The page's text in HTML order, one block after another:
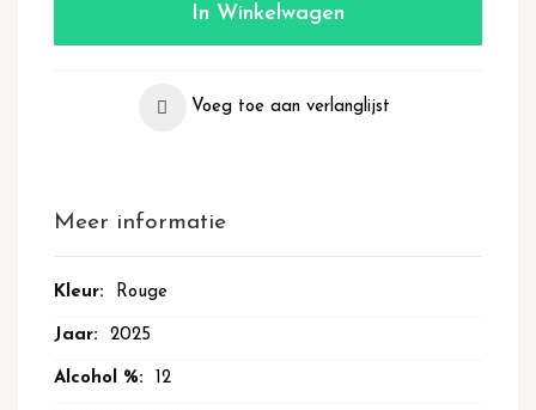
In Winkelwagen
Voeg toe aan verlanglijst
Meer informatie
Meer
Rouge
2025
12